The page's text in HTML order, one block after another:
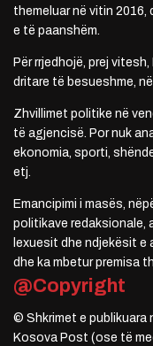
themeluar në vitin 2016,
e të paanshëm.
Për rrjedhojë, prej
dritare të besueshme,
Zhvillimet politike në
të agjencisë. Por nuk
ekonomia, sporti,
etj.
Emancipimi i masës,
politikave redaksionale,
lexuesit dhe ndjekësit e
dhe ka mbetur premisa
@Copyright
© Shkrimet e publikuara
Kosova Post (ose të